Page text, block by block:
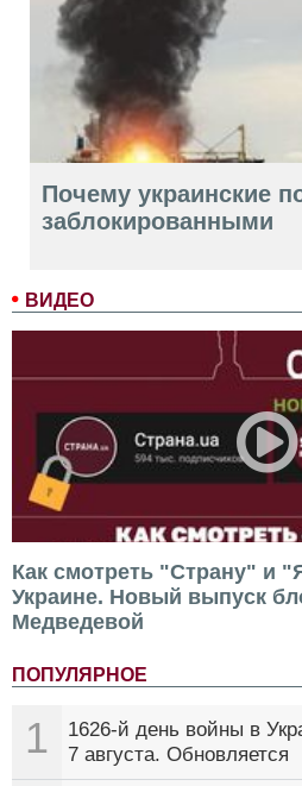
ВИДЕО
Как смотреть "Страну" и
Украине. Новый выпуск
Медведевой
ПОПУЛЯРНОЕ
1
1626-й день войны в
7 августа. Обновляется
Почему украинские
заблокированными